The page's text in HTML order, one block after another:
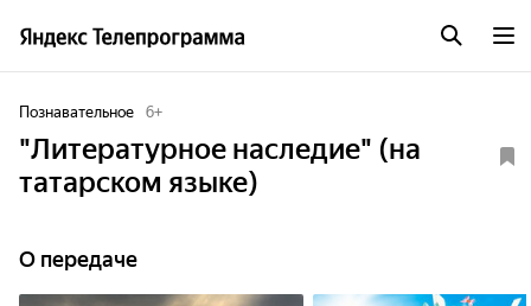
Познавательное 6+
"Литературное наследие" (на
татарском языке)
О передаче